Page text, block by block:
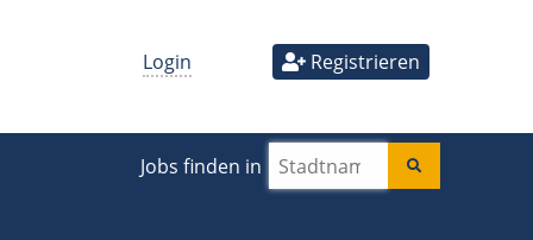
Login Registrieren
Jobs finden in